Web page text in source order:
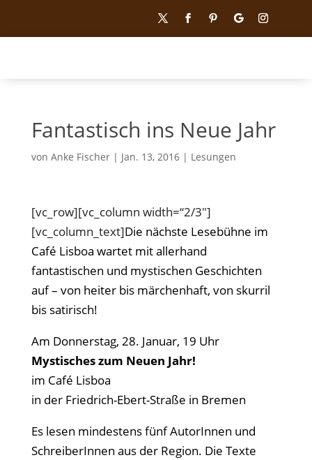
Fantastisch ins Neue Jahr
von Anke Fischer| Jan. 13, 2016| Lesungen
[vc_row][vc_column width=“2/3″]
[vc_column_text]Die nächste Lesebühne im
Café Lisboa wartet mit allerhand
fantastischen und mystischen Geschichten
auf – von heiter bis märchenhaft, von skurril
bis satirisch!
Am Donnerstag, 28. Januar, 19 Uhr
Mystisches zum Neuen Jahr!
im Café Lisboa
in der Friedrich-Ebert-Straße in Bremen
Es lesen mindestens fünf AutorInnen und
SchreiberInnen aus der Region. Die Texte